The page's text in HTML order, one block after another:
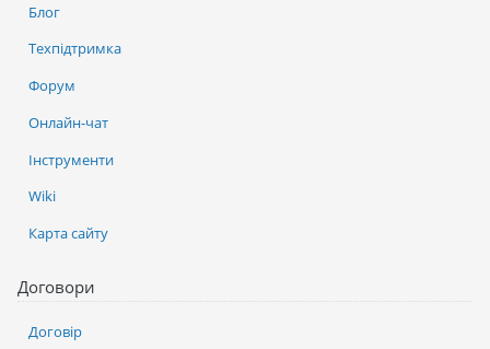
Блог
Техпідтримка
Форум
Онлайн-чат
Інструменти
Wiki
Карта сайту
Договори
Договір